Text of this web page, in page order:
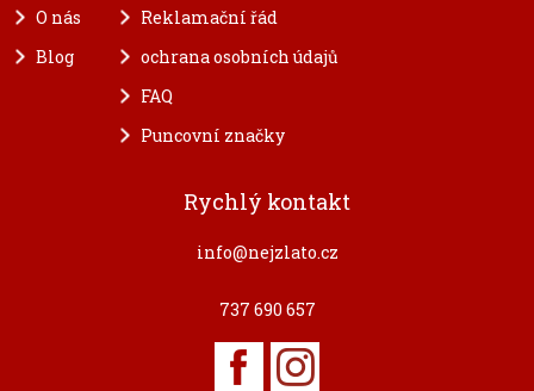
O nás
Blog
Reklamační řád
ochrana osobních údajů
FAQ
Puncovní značky
Rychlý kontakt
info@nejzlato.cz
737 690 657